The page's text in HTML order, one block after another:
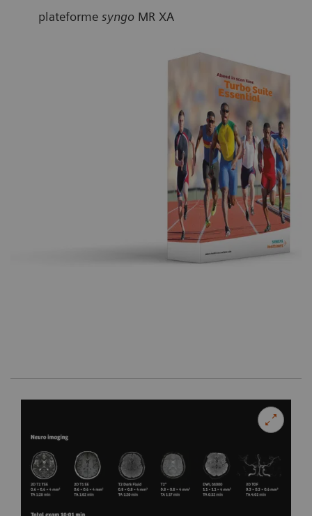
plateforme syngo MR XA